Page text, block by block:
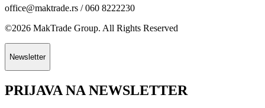
office@maktrade.rs / 060 8222230
©2026 MakTrade Group. All Rights Reserved
Newsletter
PRIJAVA NA NEWSLETTER